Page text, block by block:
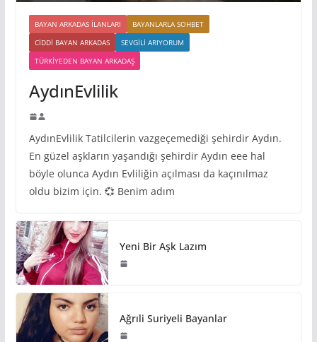
BAYAN ARKADAS ILANLARI
BAYANLARLA SOHBET
CIDDI BAYAN ARKADAS
SEVGILI ARIYORUM
TÜRKIYEDEN BAYAN ARKADAŞ
AydınEvlilik
AydınEvlilik Tatilcilerin vazgeçemediği şehirdir Aydın.
En güzel aşkların yaşandığı şehirdir Aydın eee hal
böyle olunca Aydın Evliliğin açılması da kaçınılmaz
oldu bizim için. 💞 Benim adım
Yeni Bir Aşk Lazım
Ağrıli Suriyeli Bayanlar